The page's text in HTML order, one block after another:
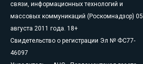
связи, информационных технологий и
массовых коммуникаций (Роскомнадзор) 05
августа 2011 года. 18+
Свидетельство о регистрации Эл № ФС77-
46097